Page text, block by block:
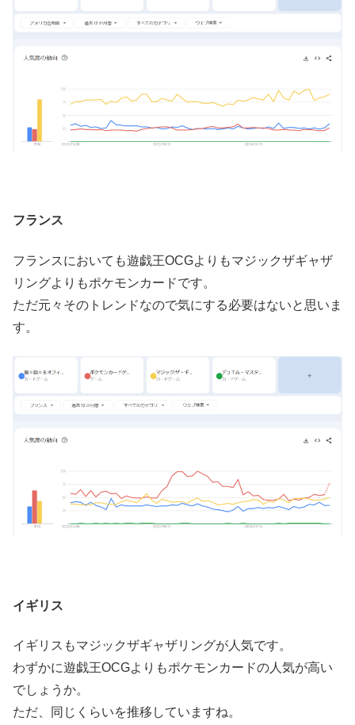
フランス
フランスにおいても遊戯王OCGよりもマジックザギャザ
リングよりもポケモンカードです。
ただ元々そのトレンドなので気にする必要はないと思いま
す。
イギリス
イギリスもマジックザギャザリングが人気です。
わずかに遊戯王OCGよりもポケモンカードの人気が高い
でしょうか。
ただ、同じくらいを推移していますね。